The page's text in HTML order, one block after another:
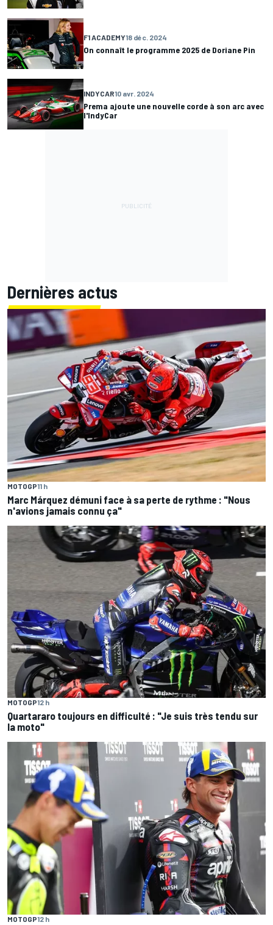
F1 ACADEMY18 déc. 2024
On connaît le programme 2025 de Doriane Pin
INDYCAR10 avr. 2024
Prema ajoute une nouvelle corde à son arc avec
l'IndyCar
Dernières actus
MOTOGP11 h
Marc Márquez démuni face à sa perte de rythme : "Nous
n'avions jamais connu ça"
MOTOGP12 h
Quartararo toujours en difficulté : "Je suis très tendu sur
la moto"
MOTOGP12 h